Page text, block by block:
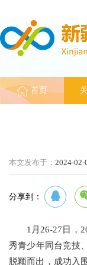
首页
本文发布于： 2024-02-
分享到：
1月26-27日，
秀青少年同台竞技
脱颖而出，成功入